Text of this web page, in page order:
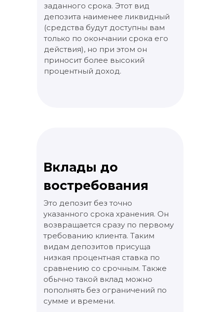
заданного срока. Этот вид
депозита наименее ликвидный
(средства будут доступны вам
только по окончании срока его
действия), но при этом он
приносит более высокий
процентный доход.
Это депозит без точно
указанного срока хранения. Он
возвращается сразу по первому
требованию клиента. Таким
видам депозитов присуща
низкая процентная ставка по
сравнению со срочным. Также
обычно такой вклад можно
пополнять без ограничений по
сумме и времени.
Вклады до
востребования